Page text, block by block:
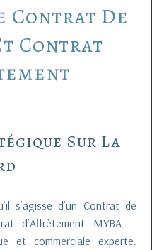
Contrat De
Contrat
Sur La
s’agisse d’un Contrat de
d’Affrètement MYBA —
et commerciale experte.